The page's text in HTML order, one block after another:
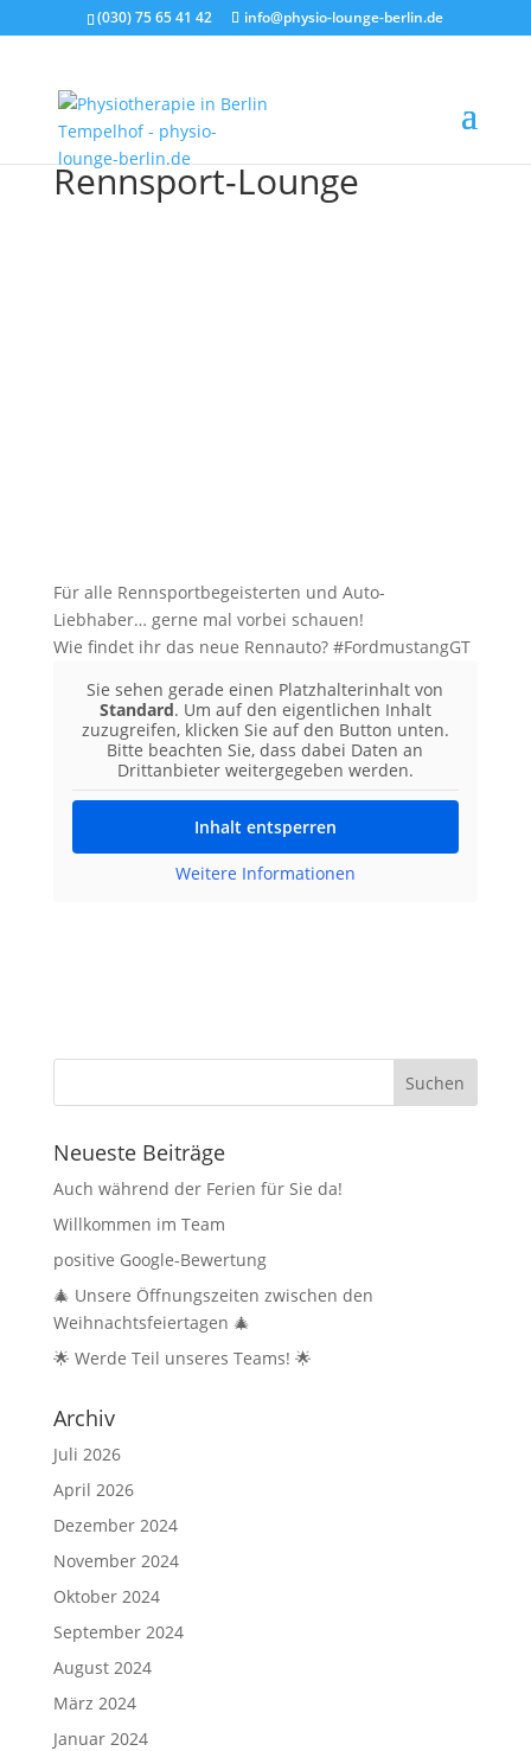
(030) 75 65 41 42 info@physio-lounge-berlin.de
Rennsport-Lounge
Für alle Rennsportbegeisterten und Auto-
Liebhaber… gerne mal vorbei schauen!
Wie findet ihr das neue Rennauto? #FordmustangGT
Sie sehen gerade einen Platzhalterinhalt von
Standard. Um auf den eigentlichen Inhalt
zuzugreifen, klicken Sie auf den Button unten.
Bitte beachten Sie, dass dabei Daten an
Drittanbieter weitergegeben werden.
Inhalt entsperren
Weitere Informationen
Neueste Beiträge
Auch während der Ferien für Sie da!
Willkommen im Team
positive Google-Bewertung
🎄 Unsere Öffnungszeiten zwischen den
Weihnachtsfeiertagen 🎄
🌟 Werde Teil unseres Teams! 🌟
Archiv
Juli 2026
April 2026
Dezember 2024
November 2024
Oktober 2024
September 2024
August 2024
März 2024
Januar 2024